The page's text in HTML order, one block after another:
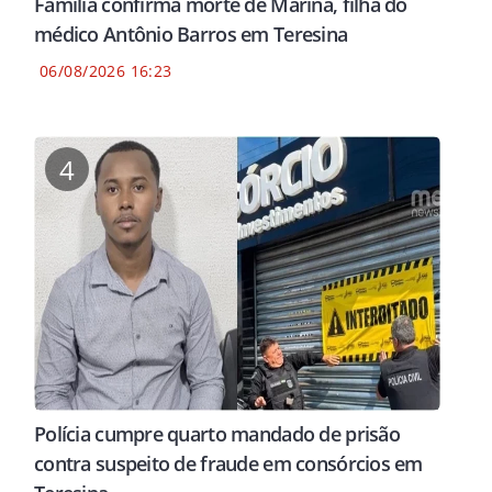
médico Antônio Barros em Teresina
06/08/2026 16:23
4
Polícia cumpre quarto mandado de prisão
contra suspeito de fraude em consórcios em